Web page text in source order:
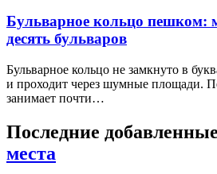
Бульварное кольцо пешком:
десять бульваров
Бульварное кольцо не замкнуто в
и проходит через шумные площади.
занимает почти…
Последние добавленные
места